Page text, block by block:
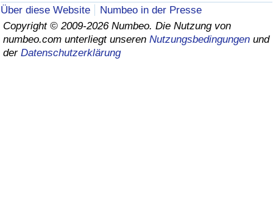
Über diese Website
Numbeo in der Presse
Copyright © 2009-2026 Numbeo. Die Nutzung von
numbeo.com unterliegt unseren Nutzungsbedingungen und
der Datenschutzerklärung
Kriminalitäts-Index
Kriminalitätsindex nach Land